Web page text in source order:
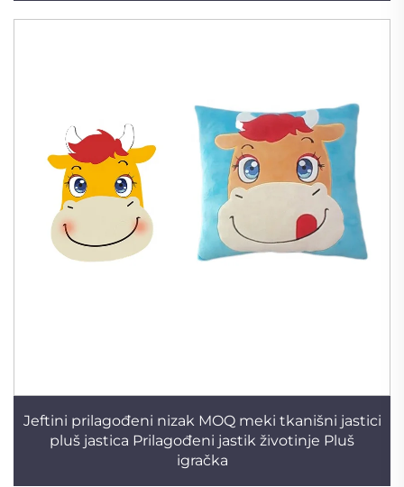
Jeftini prilagođeni nizak MOQ meki tkanišni jastici
pluš jastica Prilagođeni jastik životinje Pluš
igračka